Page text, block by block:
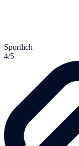
Sportlich
4/5